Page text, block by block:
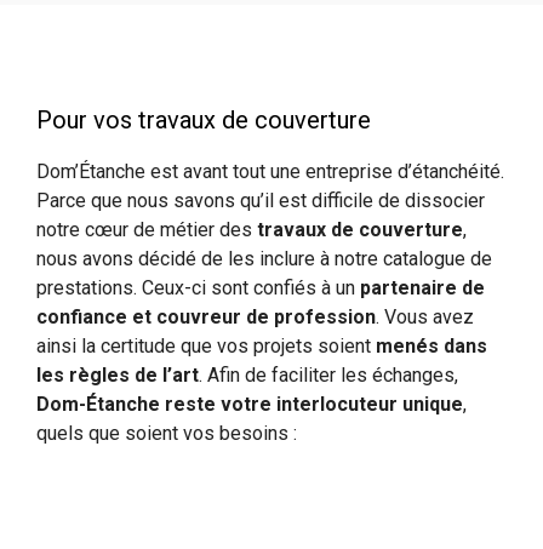
Pour vos travaux de couverture
Dom’Étanche est avant tout une entreprise d’étanchéité.
Parce que nous savons qu’il est difficile de dissocier
notre cœur de métier des travaux de couverture,
nous avons décidé de les inclure à notre catalogue de
prestations. Ceux-ci sont confiés à un partenaire de
confiance et couvreur de profession. Vous avez
ainsi la certitude que vos projets soient menés dans
les règles de l’art. Afin de faciliter les échanges,
Dom-Étanche reste votre interlocuteur unique,
quels que soient vos besoins :